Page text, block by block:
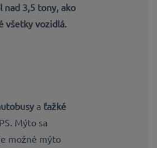
nad 3,5 tony, ako
všetky vozidlá.
a ťažké
Mýto sa
možné mýto